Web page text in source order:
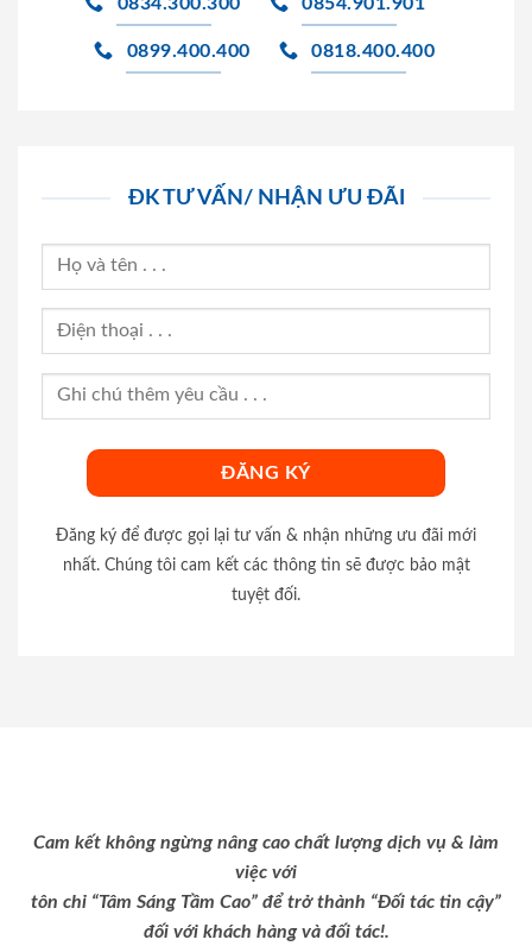
0899.400.400 0818.400.400
ĐK TƯ VẤN/ NHẬN ƯU ĐÃI
Đăng ký để được gọi lại tư vấn & nhận những ưu đãi mới
nhất. Chúng tôi cam kết các thông tin sẽ được bảo mật
tuyệt đối.
Cam kết không ngừng nâng cao chất lượng dịch vụ & làm
việc với
tôn chỉ “Tâm Sáng Tầm Cao” để trở thành “Đối tác tin cậy”
đối với khách hàng và đối tác!.